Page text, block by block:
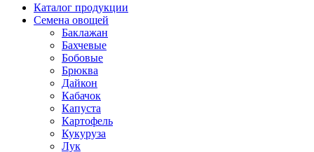
Каталог продукции
Семена овощей
Баклажан
Бахчевые
Бобовые
Брюква
Дайкон
Кабачок
Капуста
Картофель
Кукуруза
Лук